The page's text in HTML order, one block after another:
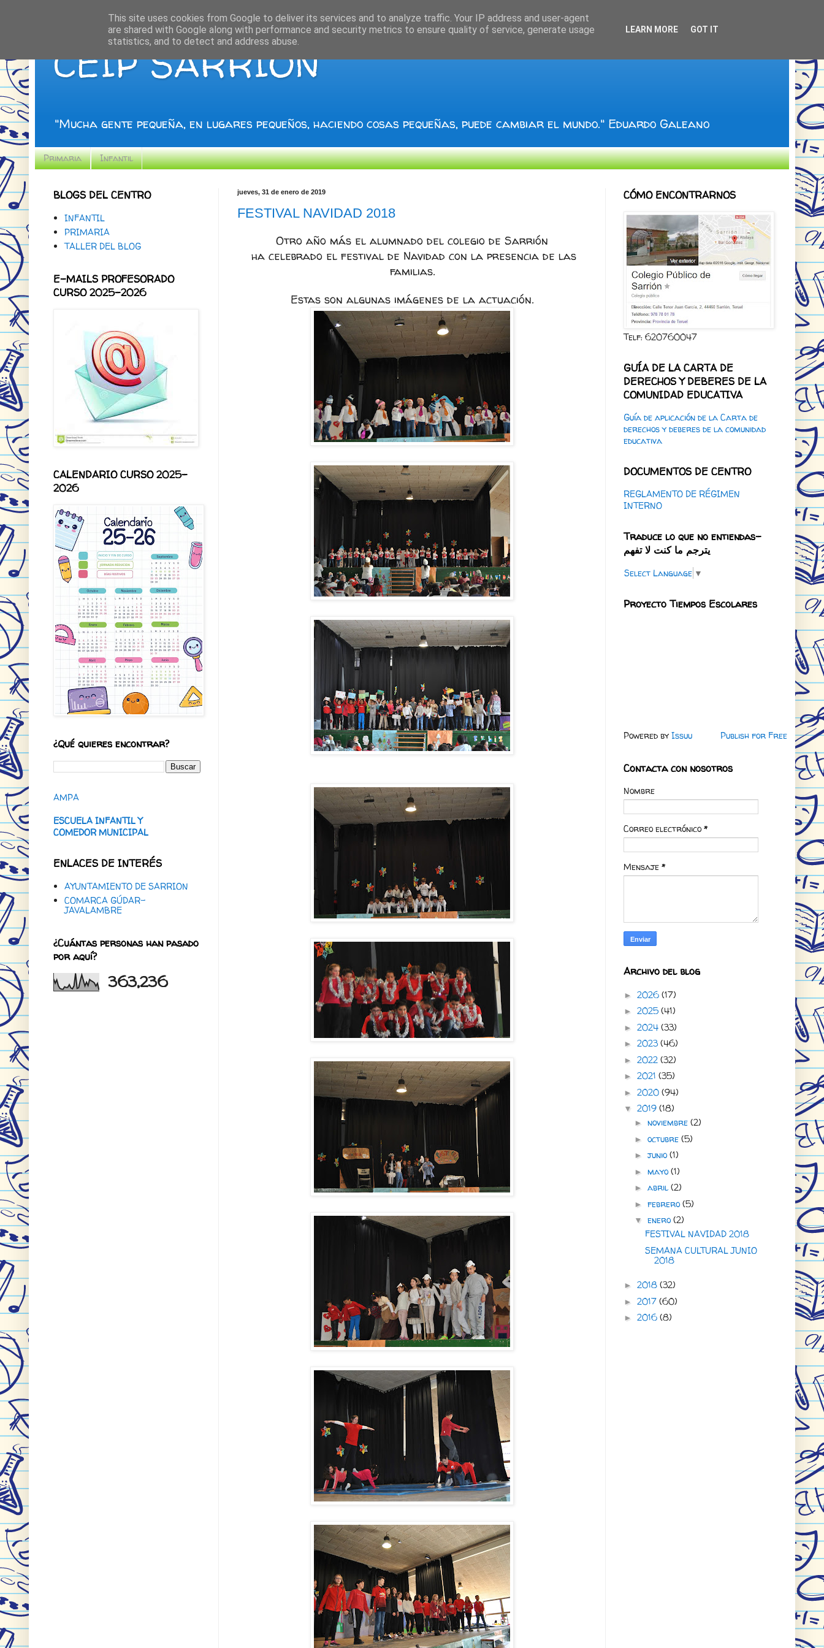
CEIP SARRIÓN
"Mucha gente pequeña, en lugares pequeños, haciendo cosas pequeñas, puede cambiar el mundo." Eduardo Galeano
Primaria Infantil
jueves, 31 de enero de 2019
FESTIVAL NAVIDAD 2018
Otro año más el alumnado del colegio de Sarrión
ha celebrado el festival de Navidad con la presencia de las
familias.
Estas son algunas imágenes de la actuación.
BLOGS DEL CENTRO
INFANTIL
PRIMARIA
TALLER DEL BLOG
E-MAILS PROFESORADO
CURSO 2025-2026
CALENDARIO CURSO 2025-
2026
¿Qué quieres encontrar?
AMPA
ESCUELA INFANTIL Y
COMEDOR MUNICIPAL
ENLACES DE INTERÉS
AYUNTAMIENTO DE SARRION
COMARCA GÚDAR-
JAVALAMBRE
¿Cuántas personas han pasado
por aquí?
363,236
CÓMO ENCONTRARNOS
Telf: 620760047
GUÍA DE LA CARTA DE
DERECHOS Y DEBERES DE LA
COMUNIDAD EDUCATIVA
Guía de aplicación de la Carta de
derechos y deberes de la comunidad
educativa
DOCUMENTOS DE CENTRO
REGLAMENTO DE RÉGIMEN
INTERNO
Traduce lo que no entiendas-
يترجم ما كنت لا تفهم
Select Language ▼
Proyecto Tiempos Escolares
Powered by Issuu Publish for Free
Contacta con nosotros
Nombre
Correo electrónico *
Mensaje *
Archivo del blog
► 2026 (17)
► 2025 (41)
► 2024 (33)
► 2023 (46)
► 2022 (32)
► 2021 (35)
► 2020 (94)
▼ 2019 (18)
► noviembre (2)
► octubre (5)
► junio (1)
► mayo (1)
► abril (2)
► febrero (5)
▼ enero (2)
FESTIVAL NAVIDAD 2018
SEMANA CULTURAL JUNIO
2018
► 2018 (32)
► 2017 (60)
► 2016 (8)
This site uses cookies from Google to deliver its services and to analyze traffic. Your IP address and user-agent
are shared with Google along with performance and security metrics to ensure quality of service, generate usage
statistics, and to detect and address abuse.
LEARN MORE GOT IT